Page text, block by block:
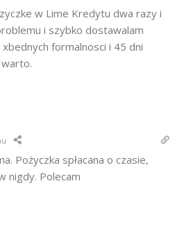
w Lime Kredytu dwa razy i
i szybko dostawalam
formalnosci i 45 dni
Pożyczka spłacana o czasie,
nigdy. Polecam